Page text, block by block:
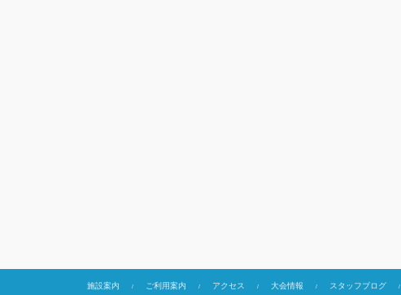
施設案内 ご利用案内 アクセス 大会情報 スタッフブログ